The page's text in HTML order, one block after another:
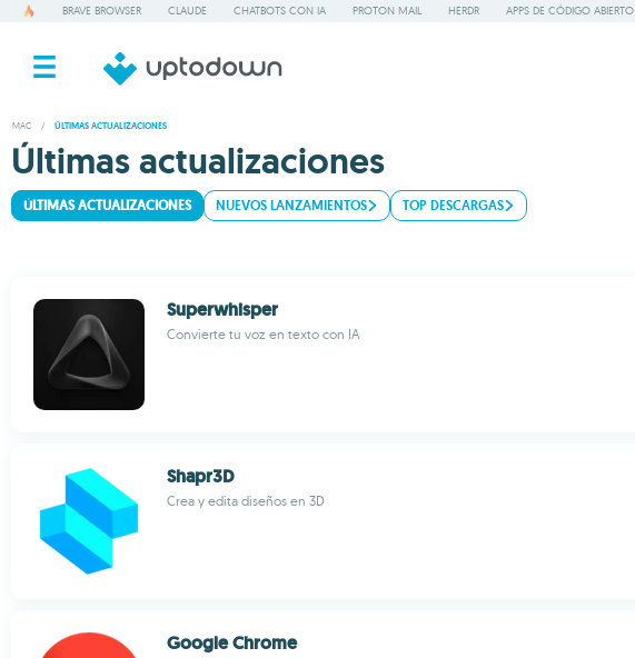
BRAVE BROWSER CLAUDE CHATBOTS CON IA PROTON MAIL HERDR APPS DE CÓDIGO ABIERTO
MAC / ÚLTIMAS ACTUALIZACIONES
Últimas actualizaciones
ÚLTIMAS ACTUALIZACIONES NUEVOS LANZAMIENTOS TOP DESCARGAS
Superwhisper
Convierte tu voz en texto con IA
Shapr3D
Crea y edita diseños en 3D
Google Chrome